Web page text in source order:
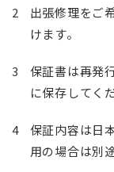
出張修理をご
けます。
保証書は再発
に保存してく
保証内容は日
用の場合は別